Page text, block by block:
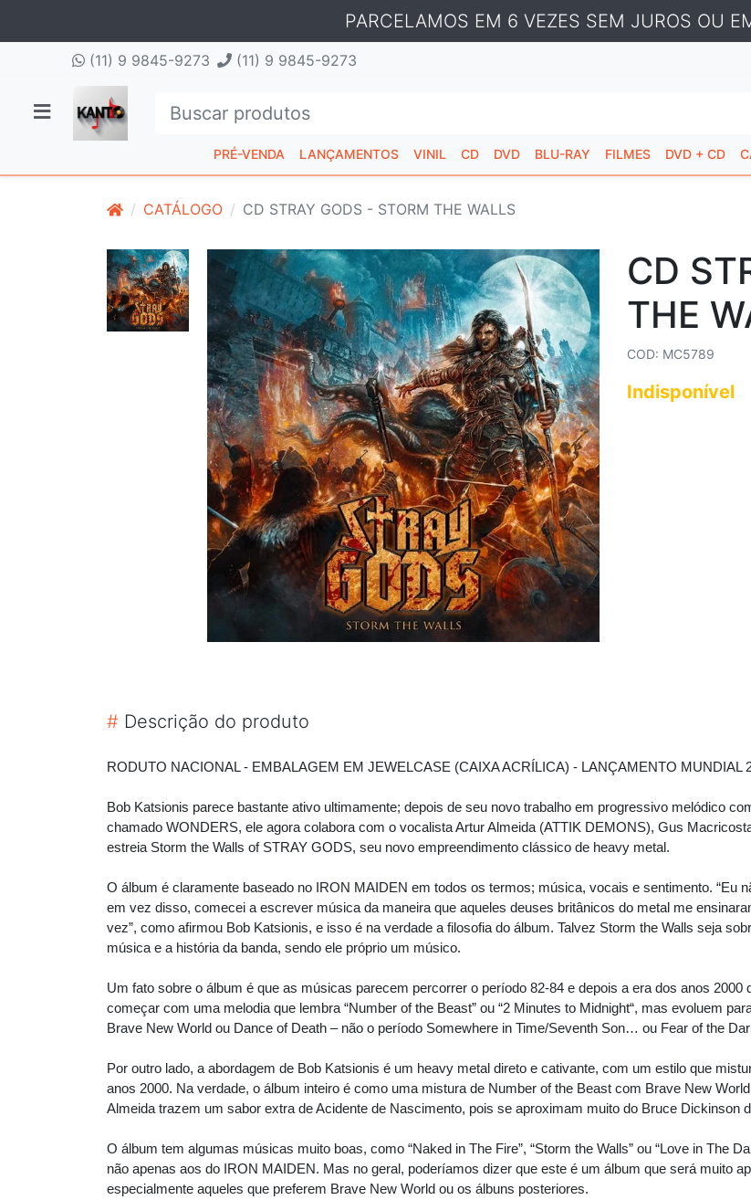
PARCELAMOS EM 6 VEZES SEM JUROS OU
(11) 9 9845-9273 (11) 9 9845-9273
PRÉ-VENDA LANÇAMENTOS VINIL CD DVD BLU-RAY FILMES DVD + CD
CATÁLOGO CD STRAY GODS - STORM THE WALLS
CD
THE
COD: MC5789
Indisponível
# Descrição do produto
RODUTO NACIONAL - EMBALAGEM EM JEWELCASE (CAIXA ACRÍLICA) - LANÇAMENTO MUNDIAL
Bob Katsionis parece bastante ativo ultimamente; depois de seu novo trabalho em progressivo melódico
chamado WONDERS, ele agora colabora com o vocalista Artur Almeida (ATTIK DEMONS), Gus
estreia Storm the Walls of STRAY GODS, seu novo empreendimento clássico de heavy metal.
O álbum é claramente baseado no IRON MAIDEN em todos os termos; música, vocais e sentimento. “Eu
em vez disso, comecei a escrever música da maneira que aqueles deuses britânicos do metal me
vez”, como afirmou Bob Katsionis, e isso é na verdade a filosofia do álbum. Talvez Storm the Walls seja
música e a história da banda, sendo ele próprio um músico.
Um fato sobre o álbum é que as músicas parecem percorrer o período 82-84 e depois a era dos anos
começar com uma melodia que lembra “Number of the Beast” ou “2 Minutes to Midnight“, mas evoluem
Brave New World ou Dance of Death – não o período Somewhere in Time/Seventh Son… ou Fear of the
Por outro lado, a abordagem de Bob Katsionis é um heavy metal direto e cativante, com um estilo que
anos 2000. Na verdade, o álbum inteiro é como uma mistura de Number of the Beast com Brave New
Almeida trazem um sabor extra de Acidente de Nascimento, pois se aproximam muito do Bruce Dickinson
O álbum tem algumas músicas muito boas, como “Naked in The Fire”, “Storm the Walls” ou “Love in The
não apenas aos do IRON MAIDEN. Mas no geral, poderíamos dizer que este é um álbum que será muito
especialmente aqueles que preferem Brave New World ou os álbuns posteriores.